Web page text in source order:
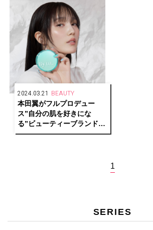
2024.03.21 BEAUTY
本田翼がフルプロデュー
ス”自分の肌を好きにな
る”ビューティーブランド
「By ttt.(バイティースリ
1
SERIES